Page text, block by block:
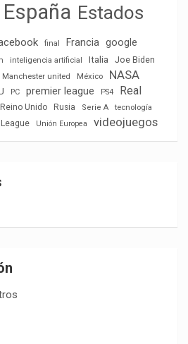
España Estados
final Francia google
inteligencia artificial Italia Joe Biden
Manchester united México NASA
PC premier league PS4
Real
Reino Unido Rusia Serie A
tecnología
Unión Europea videojuegos